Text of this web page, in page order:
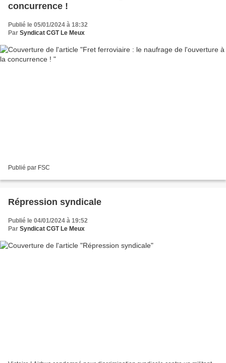
concurrence !
Publié le 05/01/2024 à 18:32
Par Syndicat CGT Le Meux
Publié par FSC
Répression syndicale
Publié le 04/01/2024 à 19:52
Par Syndicat CGT Le Meux